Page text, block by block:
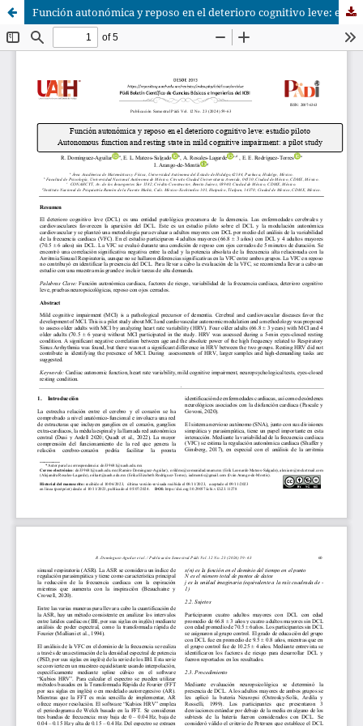
Función autonómica y reposo en el deterioro cognitivo leve: estudio piloto